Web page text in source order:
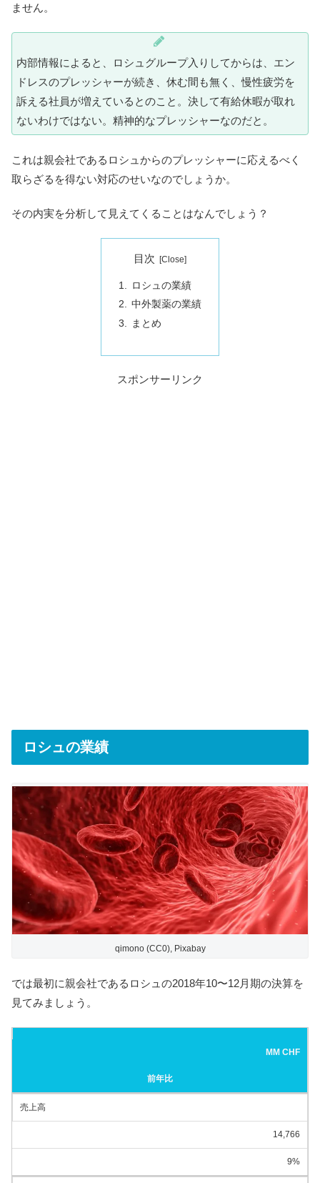
ません。
内部情報によると、ロシュグループ入りしてからは、エン
ドレスのプレッシャーが続き、休む間も無く、慢性疲労を
訴える社員が増えているとのこと。決して有給休暇が取れ
ないわけではない。精神的なプレッシャーなのだと。
これは親会社であるロシュからのプレッシャーに応えるべく
取らざるを得ない対応のせいなのでしょうか。
その内実を分析して見えてくることはなんでしょう？
目次
ロシュの業績
中外製薬の業績
まとめ
スポンサーリンク
ロシュの業績
qimono (CC0), Pixabay
では最初に親会社であるロシュの2018年10〜12月期の決算を
見てみましょう。
MM CHF
前年比
売上高
14,766
9%